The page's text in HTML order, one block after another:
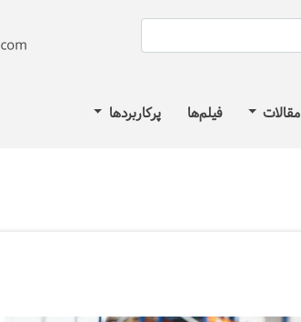
مقالات فیلم‌ها پرکاربردها